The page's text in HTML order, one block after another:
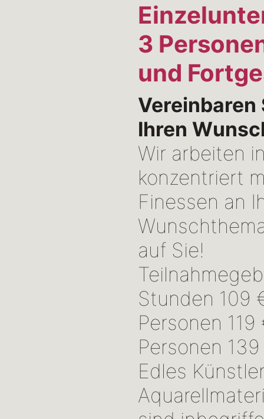
3
und
Vereinbaren
Ihren
Wir arbeiten
konzentriert
Finessen an
auf Sie!
Stunden 109
Personen
Personen
Edles